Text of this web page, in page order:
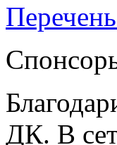
ДК. В